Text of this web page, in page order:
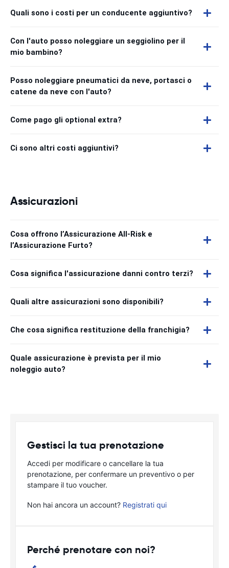
Quali sono i costi per un conducente aggiuntivo?
Con l'auto posso noleggiare un seggiolino per il
mio bambino?
Posso noleggiare pneumatici da neve, portasci o
catene da neve con l'auto?
Come pago gli optional extra?
Ci sono altri costi aggiuntivi?
Assicurazioni
Cosa offrono l’Assicurazione All-Risk e
l’Assicurazione Furto?
Cosa significa l'assicurazione danni contro terzi?
Quali altre assicurazioni sono disponibili?
Che cosa significa restituzione della franchigia?
Quale assicurazione è prevista per il mio
noleggio auto?
Gestisci la tua prenotazione
Accedi per modificare o cancellare la tua
prenotazione, per confermare un preventivo o per
stampare il tuo voucher.
Non hai ancora un account? Registrati qui
Perché prenotare con noi?